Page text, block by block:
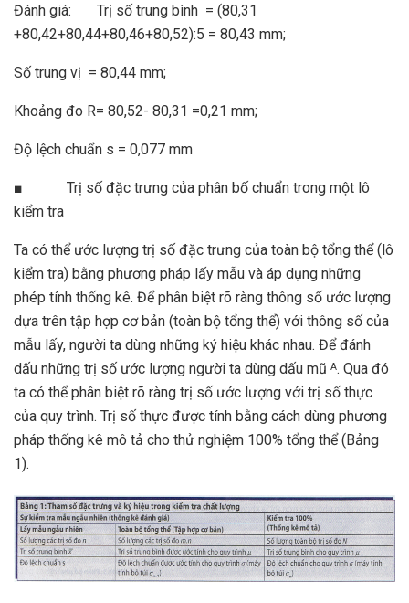
Đánh giá: Trị số trung bình = (80,31
+80,42+80,44+80,46+80,52):5 = 80,43 mm;
Số trung vị = 80,44 mm;
Khoảng đo R= 80,52- 80,31 =0,21 mm;
Độ lệch chuẩn s = 0,077 mm
■ Trị số đặc trưng của phân bố chuẩn trong một lô
kiểm tra
Ta có thể ước lượng trị số đặc trưng của toàn bộ tổng thể (lô
kiểm tra) bằng phương pháp lấy mẫu và áp dụng những
phép tính thống kê. Để phân biệt rõ ràng thông số ước lượng
dựa trên tập hợp cơ bản (toàn bộ tổng thể) với thông số của
mẫu lấy, người ta dùng những ký hiệu khác nhau. Để đánh
dấu những trị số ước lượng người ta dùng dấu mũ A. Qua đó
ta có thể phân biệt rõ ràng trị số ước lượng với trị số thực
của quy trình. Trị số thực được tính bằng cách dùng phương
pháp thống kê mô tả cho thử nghiệm 100% tổng thể (Bảng
1).